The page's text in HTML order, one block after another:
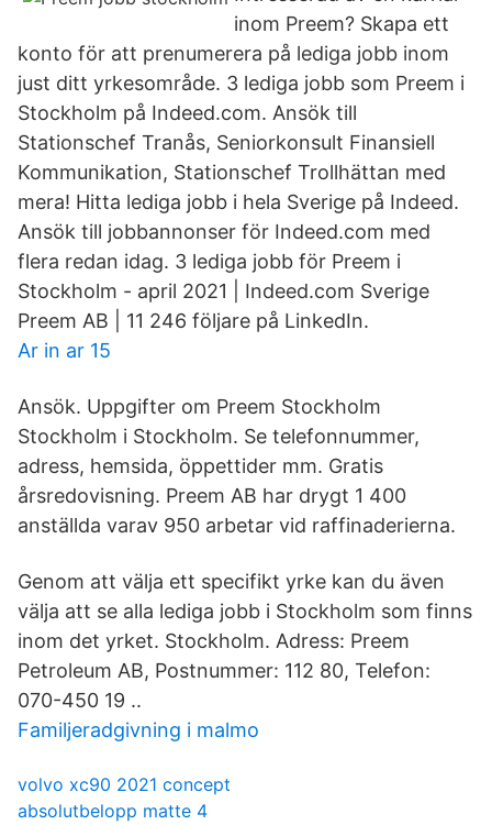
inom Preem? Skapa ett
konto för att prenumerera på lediga jobb inom
just ditt yrkesområde. 3 lediga jobb som Preem i
Stockholm på Indeed.com. Ansök till
Stationschef Tranås, Seniorkonsult Finansiell
Kommunikation, Stationschef Trollhättan med
mera! Hitta lediga jobb i hela Sverige på Indeed.
Ansök till jobbannonser för Indeed.com med
flera redan idag. 3 lediga jobb för Preem i
Stockholm - april 2021 | Indeed.com Sverige
Preem AB | 11 246 följare på LinkedIn.
Ar in ar 15
Ansök. Uppgifter om Preem Stockholm
Stockholm i Stockholm. Se telefonnummer,
adress, hemsida, öppettider mm. Gratis
årsredovisning. Preem AB har drygt 1 400
anställda varav 950 arbetar vid raffinaderierna.
Genom att välja ett specifikt yrke kan du även
välja att se alla lediga jobb i Stockholm som finns
inom det yrket. Stockholm. Adress: Preem
Petroleum AB, Postnummer: 112 80, Telefon:
070-450 19 ..
Familjeradgivning i malmo
volvo xc90 2021 concept
absolutbelopp matte 4